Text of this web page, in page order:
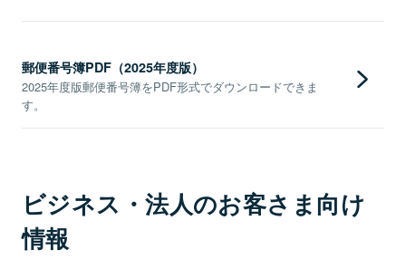
郵便番号簿PDF（2025年度版）
2025年度版郵便番号簿をPDF形式でダウンロードできま
す。
ビジネス・法人のお客さま向け
情報